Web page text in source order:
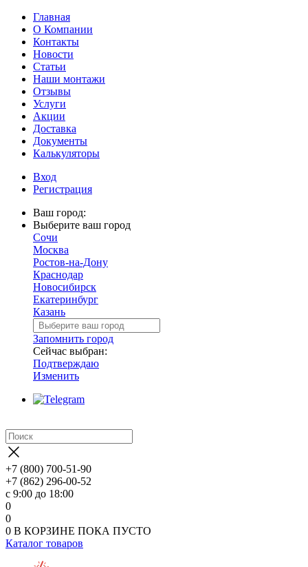
Главная
О Компании
Контакты
Новости
Статьи
Наши монтажи
Отзывы
Услуги
Акции
Доставка
Документы
Калькуляторы
Вход
Регистрация
Ваш город:
Выберите ваш город
Сочи
Москва
Ростов-на-Дону
Краснодар
Новосибирск
Екатеринбург
Казань
Запомнить город
Сейчас выбран:
Подтверждаю
Изменить
+7 (800) 700-51-90
+7 (862) 296-00-52
с 9:00 до 18:00
0
0
0 В КОРЗИНЕ ПОКА ПУСТО
Каталог товаров